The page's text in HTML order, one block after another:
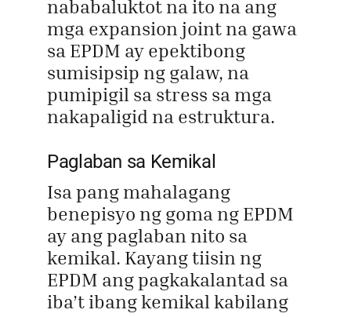
nababaluktot na ito na ang
mga expansion joint na gawa
sa EPDM ay epektibong
sumisipsip ng galaw, na
pumipigil sa stress sa mga
nakapaligid na estruktura.
Paglaban sa Kemikal
Isa pang mahalagang
benepisyo ng goma ng EPDM
ay ang paglaban nito sa
kemikal. Kayang tiisin ng
EPDM ang pagkakalantad sa
iba’t ibang kemikal kabilang